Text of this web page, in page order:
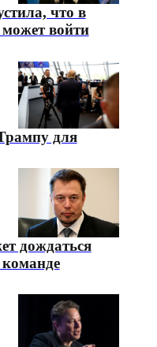
что в
войти
для
дождаться